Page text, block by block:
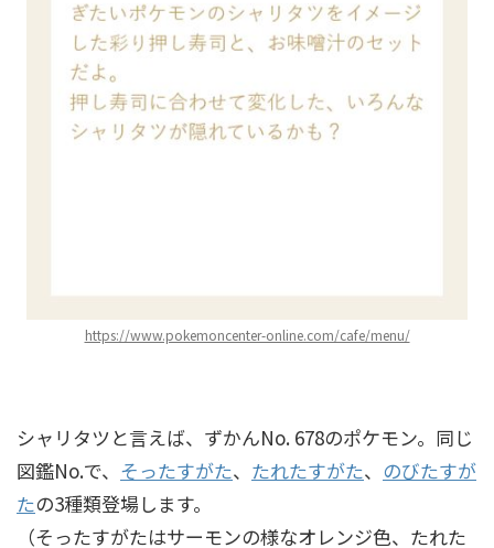
https://www.pokemoncenter-online.com/cafe/menu/
シャリタツと言えば、ずかんNo. 678のポケモン。同じ
図鑑No.で、 そったすがた、 たれたすがた、 のびたすが
たの3種類登場します。
（そったすがたはサーモンの様なオレンジ色、たれた